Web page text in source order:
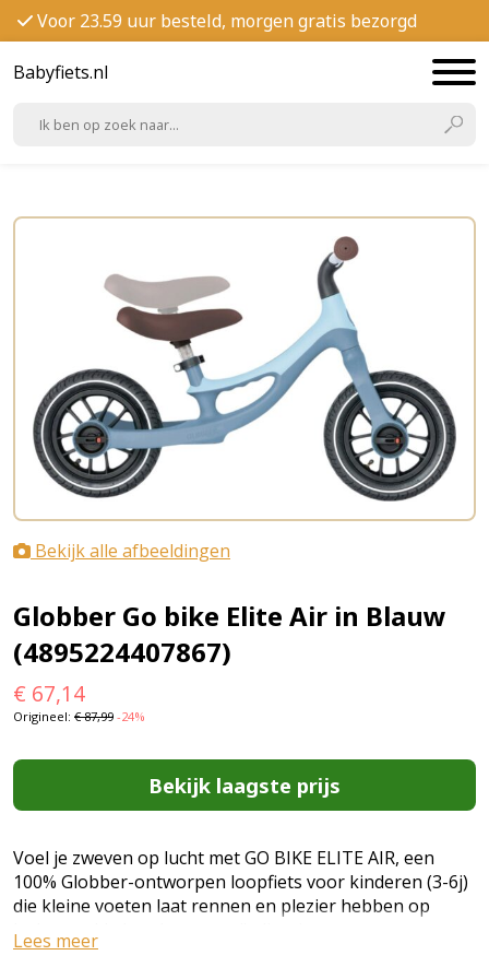
Voor 23.59 uur besteld, morgen gratis bezorgd
Babyfiets.nl
Bekijk alle afbeeldingen
Globber Go bike Elite Air in Blauw
(4895224407867)
€ 67,14
Origineel: €87,99 -24%
Bekijk laagste prijs
Voel je zweven op lucht met GO BIKE ELITE AIR, een
100% Globber-ontworpen loopfiets voor kinderen (3-6j)
die kleine voeten laat rennen en plezier hebben op
luchtgevulde banden om coördinatie, sturen en
motoriek op te bouwen. GO BIKE ELITE AIR is innovatief
Lees meer